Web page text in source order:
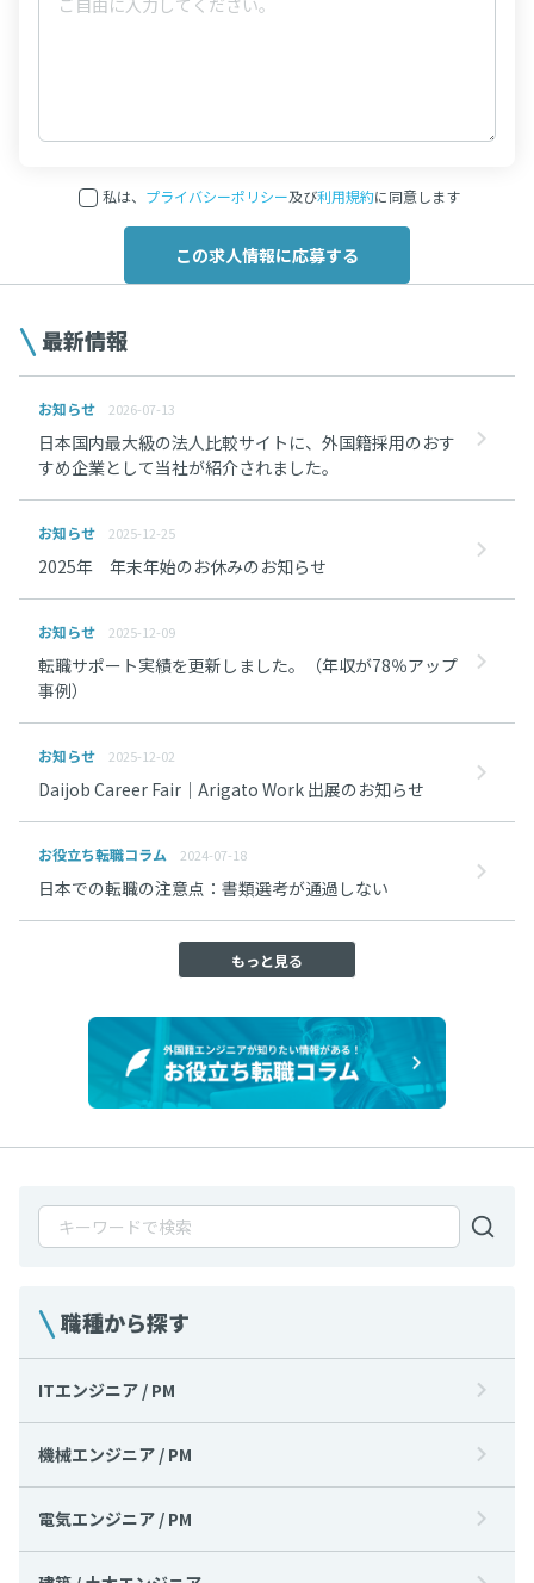
私は、 プライバシーポリシー及び利用規約に同意します
職種から探す
ITエンジニア / PM
機械エンジニア / PM
電気エンジニア / PM
最新情報
お知らせ 2026-07-13
日本国内最大級の法人比較サイトに、外国籍採用のおす
すめ企業として当社が紹介されました。
お知らせ 2025-12-25
2025年 年末年始のお休みのお知らせ
お知らせ 2025-12-09
転職サポート実績を更新しました。（年収が78％アップ
事例）
お知らせ 2025-12-02
Daijob Career Fair｜Arigato Work 出展のお知らせ
お役立ち転職コラム 2024-07-18
日本での転職の注意点：書類選考が通過しない
もっと見る